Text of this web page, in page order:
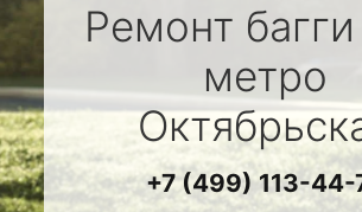
Ремонт багги
метро
+7 (499) 113-44-